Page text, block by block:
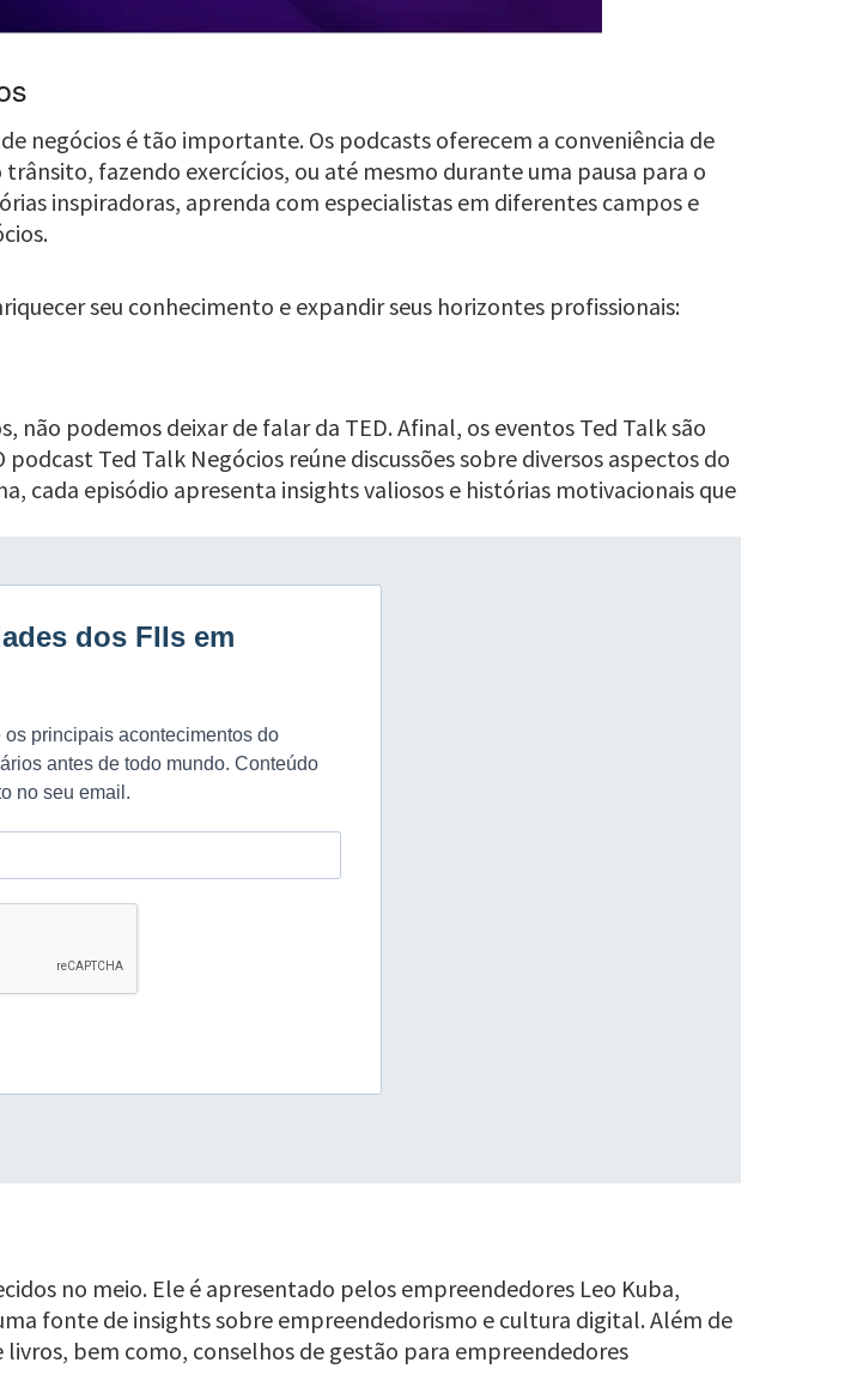
negócios é tão importante. Os podcasts oferecem a conveniência de
fazendo exercícios, ou até mesmo durante uma pausa para o
inspiradoras, aprenda com especialistas em diferentes campos e
seu conhecimento e expandir seus horizontes profissionais:
podemos deixar de falar da TED. Afinal, os eventos Ted Talk são
Ted Talk Negócios reúne discussões sobre diversos aspectos do
cada episódio apresenta insights valiosos e histórias motivacionais que
no meio. Ele é apresentado pelos empreendedores Leo Kuba,
fonte de insights sobre empreendedorismo e cultura digital. Além de
bem como, conselhos de gestão para empreendedores